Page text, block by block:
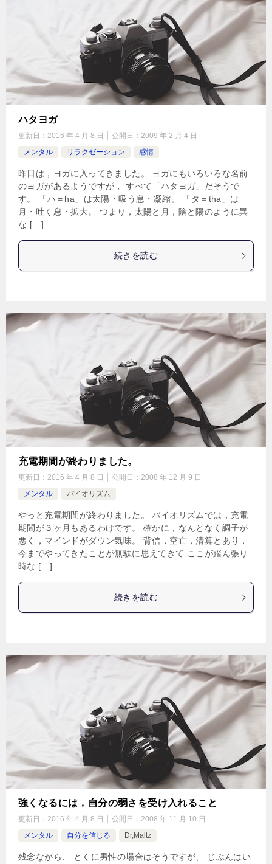
ハタヨガ
更新日： 2016 年 4 月 8 日 公開日： 2009 年 2 月 4 日
メンタル
リラクゼーション 感情
昨日は，ヨガに入ってきました。 ヨガにもいろいろな名前
のヨガがあるようですが， すべて「ハタヨガ」だそうで
す。 「ハ＝ha」は太陽・吸う息・凝縮。 「タ＝tha」は
月・吐く息・拡大。 つまり，太陽と月，陰と陽のように異
な […]
続きを読む
充電期間が終わりました。
更新日： 2016 年 4 月 8 日 公開日： 2008 年 12 月 9 日
メンタル
バイオリズム
やっと充電期間が終わりました。 バイオリズムでは，充電
期間が３ヶ月もあるわけです。 確かに，なんとなく調子が
悪く，マインドがダウン気味。 背信，空亡，清算とあり，
今までやってきたことが無駄に思えてきて ここが踏ん張り
時な […]
続きを読む
強くなるには，自分の弱さを受け入れること
更新日： 2016 年 4 月 8 日 公開日： 2008 年 11 月 10 日
メンタル
自分を信じる Dr,Maltz
残念ながら、 とくに男性の場合はそうですが、 じぶんはい